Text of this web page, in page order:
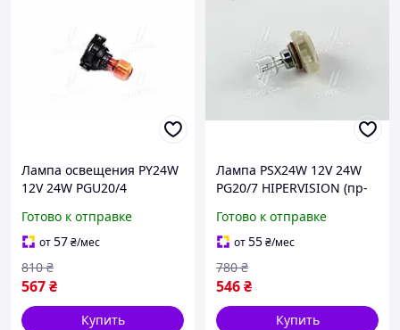
Лампа освещения PY24W
12V 24W PGU20/4
Готово к отправке
от57₴/мес
567₴
810 ₴
Купить
Лампа PSX24W 12V 24W
PG20/7 HIPERVISION (пр-
Готово к отправке
от55₴/мес
546₴
780 ₴
Купить